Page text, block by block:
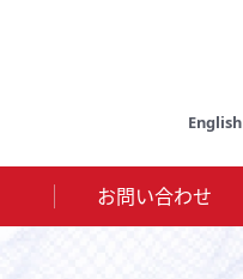
English
お問い合わせ